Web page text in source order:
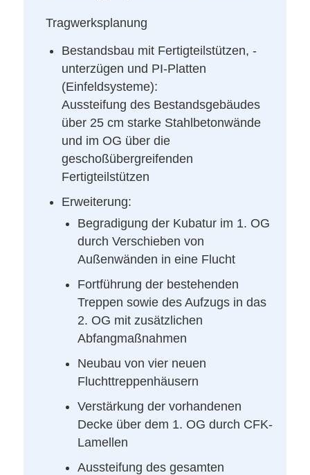
Tragwerksplanung
Bestandsbau mit Fertigteilstützen, -
unterzügen und PI-Platten
(Einfeldsysteme):
Aussteifung des Bestandsgebäudes
über 25 cm starke Stahlbetonwände
und im OG über die
geschoßübergreifenden
Fertigteilstützen
Erweiterung:
Begradigung der Kubatur im 1. OG
durch Verschieben von
Außenwänden in eine Flucht
Fortführung der bestehenden
Treppen sowie des Aufzugs in das
2. OG mit zusätzlichen
Abfangmaßnahmen
Neubau von vier neuen
Fluchttreppenhäusern
Verstärkung der vorhandenen
Decke über dem 1. OG durch CFK-
Lamellen
Aussteifung des gesamten